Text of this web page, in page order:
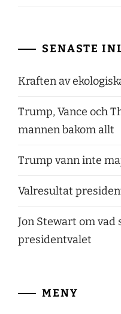
SENASTE
Kraften av
Trump, Vance och
mannen bakom allt
Trump vann inte
Valresultat
Jon Stewart om
presidentvalet
MENY